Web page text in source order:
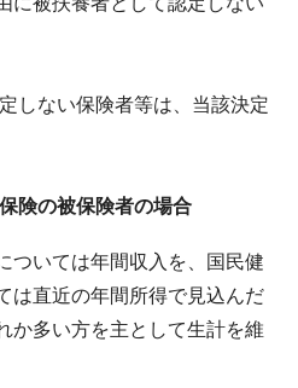
しない保険者等は、当該決定
険の被保険者の場合
いては年間収入を、国民健
は直近の年間所得で見込んだ
か多い方を主として生計を維